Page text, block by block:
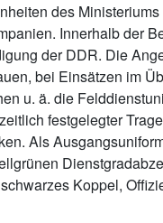
des
Innerhalb der
der DDR. Die
bei Einsätzen im
u. ä. die
festgelegter
Als
Koppel,